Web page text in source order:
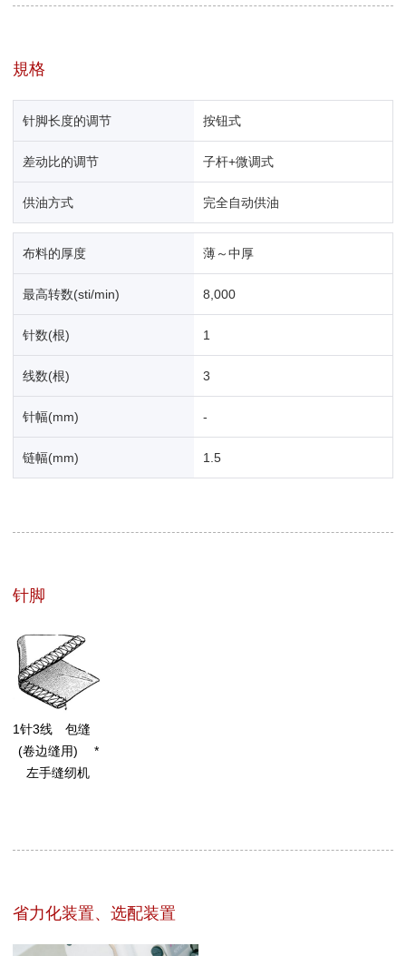
規格
针脚长度的调节 按钮式
差动比的调节 子杆+微调式
供油方式 完全自动供油
布料的厚度 薄～中厚
最高转数(sti/min) 8,000
针数(根) 1
线数(根) 3
针幅(mm) -
链幅(mm) 1.5
针脚
1针3线 包缝
(卷边缝用) *
左手缝纫机
省力化装置、选配装置